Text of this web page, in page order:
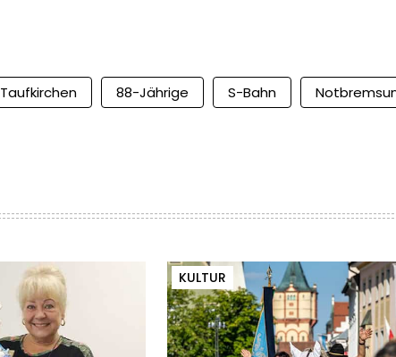
Taufkirchen 88-Jährige S-Bahn
KULTUR